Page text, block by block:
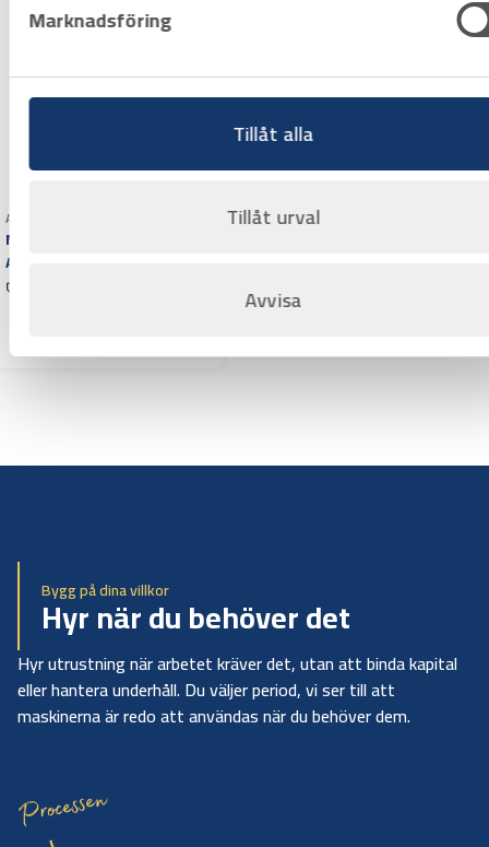
Marknadsföring
Tillåt alla
Tillåt urval
Avvisa
Art.nr 3108562
Multimeter Beha Amprobe
AM-510
Bygg på dina villkor
Hyr när du behöver det
Hyr utrustning när arbetet kräver det, utan att binda kapital
eller hantera underhåll. Du väljer period, vi ser till att
maskinerna är redo att användas när du behöver dem.
Processen